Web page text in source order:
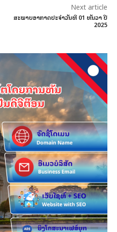
Next article
ສະພາບອາກາດປະຈໍາວັນທີ 01 ທັນວາ ປີ
2025